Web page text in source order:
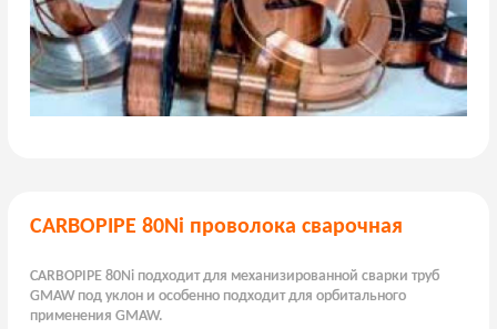
CARBOPIPE 80Ni проволока сварочная
CARBOPIPE 80Ni подходит для механизированной сварки труб
GMAW под уклон и особенно подходит для орбитального
применения GMAW.